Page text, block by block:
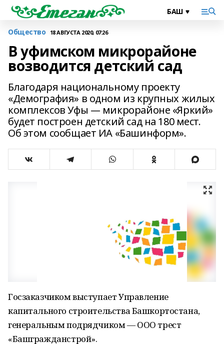
Общество 18 АВГУСТА 2020, 07:26
В уфимском микрорайоне
возводится детский сад
Благодаря национальному проекту
«Демография» в одном из крупных жилых
комплексов Уфы — микрорайоне «Яркий»
будет построен детский сад на 180 мест.
Об этом сообщает ИА «Башинформ».
Госзаказчиком выступает Управление
капитального строительства Башкортостана,
генеральным подрядчиком — ООО трест
«Башгражданстрой».